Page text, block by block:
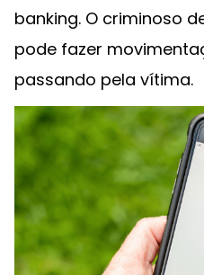
banking. O criminoso
pode fazer
passando pela vítima.